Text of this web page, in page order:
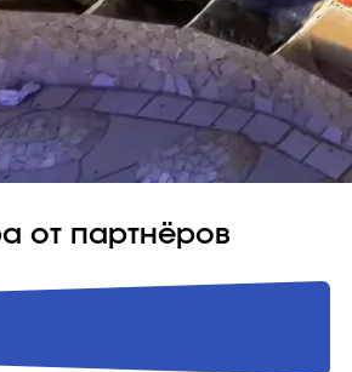
от партнёров